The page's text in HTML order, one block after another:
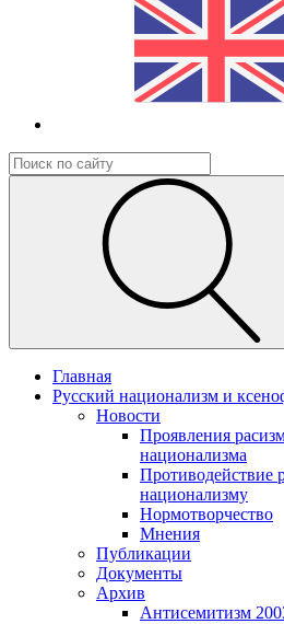
Главная
Русский национализм и
Новости
Проявления
национализма
Противодействие
национализму
Нормотворчество
Мнения
Публикации
Документы
Архив
Антисемитизм